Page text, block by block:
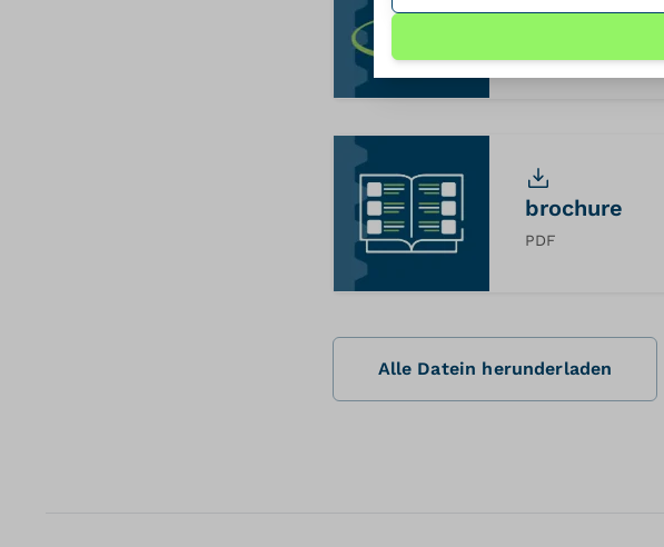
3dfile
brochure
PDF
Alle Datein herunderladen